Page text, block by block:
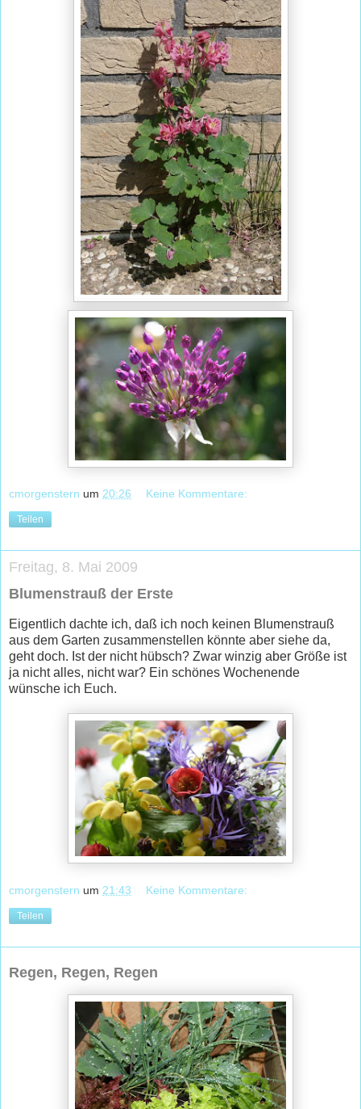
cmorgenstern um 20:26 Keine Kommentare:
Teilen
Freitag, 8. Mai 2009
Blumenstrauß der Erste
Eigentlich dachte ich, daß ich noch keinen Blumenstrauß
aus dem Garten zusammenstellen könnte aber siehe da,
geht doch. Ist der nicht hübsch? Zwar winzig aber Größe ist
ja nicht alles, nicht war? Ein schönes Wochenende
wünsche ich Euch.
cmorgenstern um 21:43 Keine Kommentare:
Teilen
Regen, Regen, Regen